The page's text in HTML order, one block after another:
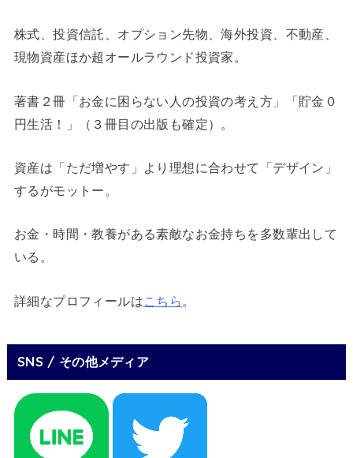
株式、投資信託、オプション先物、海外投資、不動産、
現物資産ほか超オールラウンド投資家。
著書２冊「お金に困らない人の投資の考え方」「貯金０
円生活！」（３冊目の出版も確定）。
資産は「ただ増やす」より理想に合わせて「デザイン」
するがモットー。
お金・時間・教養がある素敵なお金持ちを多数輩出して
いる。
詳細なプロフィールはこちら。
SNS / その他メディア